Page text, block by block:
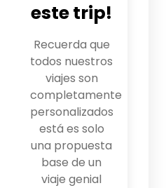
este trip!
Recuerda que
todos nuestros
viajes son
completamente
personalizados
está es solo
una propuesta
base de un
viaje genial